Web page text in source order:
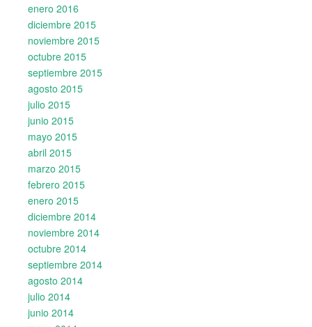
enero 2016
diciembre 2015
noviembre 2015
octubre 2015
septiembre 2015
agosto 2015
julio 2015
junio 2015
mayo 2015
abril 2015
marzo 2015
febrero 2015
enero 2015
diciembre 2014
noviembre 2014
octubre 2014
septiembre 2014
agosto 2014
julio 2014
junio 2014